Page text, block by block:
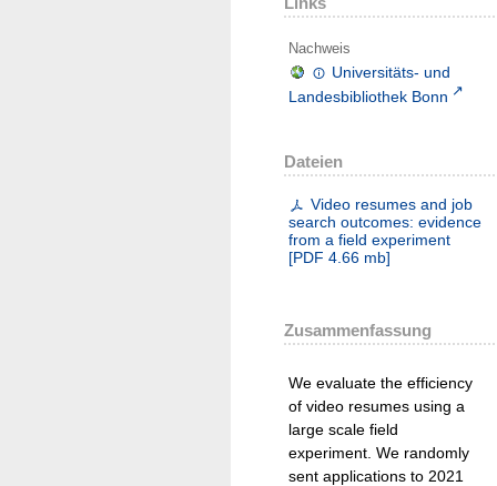
Nachweis
Universitäts- und
Landesbibliothek Bonn
Dateien
Video resumes and job
search outcomes: evidence
from a field experiment
[PDF 4.66 mb]
Zusammenfassung
We evaluate the efficiency
of video resumes using a
large scale field
experiment. We randomly
sent applications to 2021